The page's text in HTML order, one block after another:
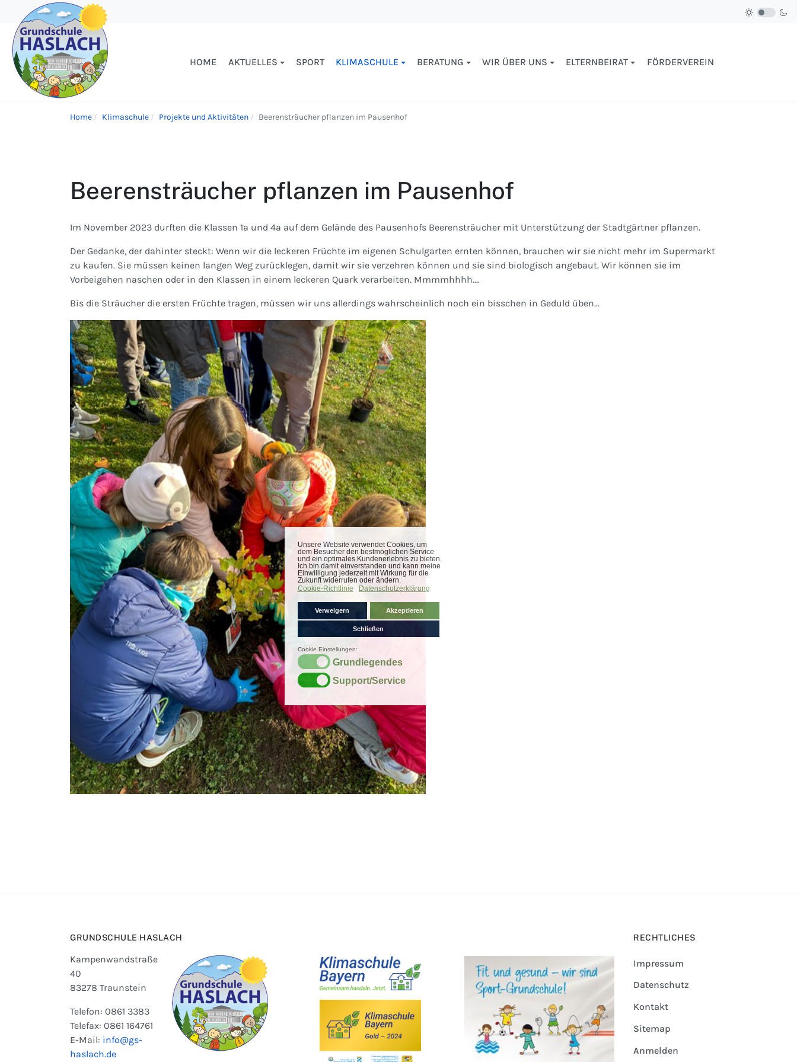
HOME AKTUELLES SPORT KLIMASCHULE BERATUNG WIR ÜBER UNS ELTERNBEIRAT FÖRDERVEREIN
Home Klimaschule Projekte und Aktivitäten Beerensträucher pflanzen im Pausenhof
Beerensträucher pflanzen im Pausenhof
Im November 2023 durften die Klassen 1a und 4a auf dem Gelände des Pausenhofs Beerensträucher mit Unterstützung der Stadtgärtner pflanzen.
Der Gedanke, der dahinter steckt: Wenn wir die leckeren Früchte im eigenen Schulgarten ernten können, brauchen wir sie nicht mehr im Supermarkt
zu kaufen. Sie müssen keinen langen Weg zurücklegen, damit wir sie verzehren können und sie sind biologisch angebaut. Wir können sie im
Vorbeigehen naschen oder in den Klassen in einem leckeren Quark verarbeiten. Mmmmhhhh....
Bis die Sträucher die ersten Früchte tragen, müssen wir uns allerdings wahrscheinlich noch ein bisschen in Geduld üben...
GRUNDSCHULE HASLACH
Kampenwandstraße
40
83278 Traunstein
Telefon: 0861 3383
Telefax: 0861 164761
E-Mail: info@gs-
haslach.de
RECHTLICHES
Impressum
Datenschutz
Kontakt
Sitemap
Anmelden